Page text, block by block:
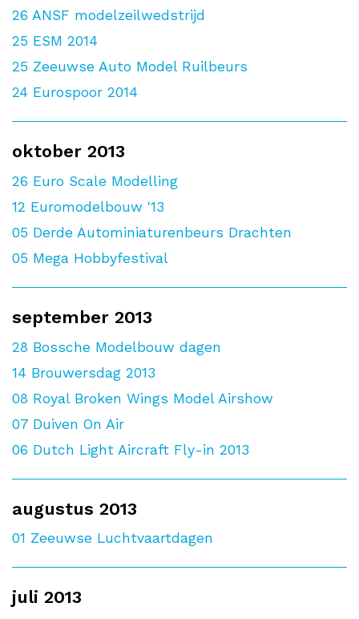
26 ANSF modelzeilwedstrijd
25 ESM 2014
25 Zeeuwse Auto Model Ruilbeurs
24 Eurospoor 2014
oktober 2013
26 Euro Scale Modelling
12 Euromodelbouw '13
05 Derde Autominiaturenbeurs Drachten
05 Mega Hobbyfestival
september 2013
28 Bossche Modelbouw dagen
14 Brouwersdag 2013
08 Royal Broken Wings Model Airshow
07 Duiven On Air
06 Dutch Light Aircraft Fly-in 2013
augustus 2013
01 Zeeuwse Luchtvaartdagen
juli 2013